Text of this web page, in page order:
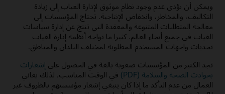
ويمكن أن يؤدي عدم وجود نظام موثوق لإدارة الغياب إلى زيادة
التكاليف، والمخاطر، وانخفاض الإنتاجية. تحتاج المؤسسات إلى
معالجة المتطلبات المتنوعة والمعقدة التي تنتج عن إدارة سياسات
الغياب في جميع أنحاء العالم. كثيرا ما تواجه أنظمة إدارة الغياب
تحديات واجهات المستخدم المطلوبة لمختلف البلدان والمناطق.
تجد الكثير من المؤسسات صعوبة بالغة في الحصول على إشعارات
بحوادث الصحة والسلامة (PDF)
في الوقت المناسب. لذلك يعاني
العمال من عدم التأكد ما إذا كان ينبغي إشعار مؤسستهم بالظروف غير